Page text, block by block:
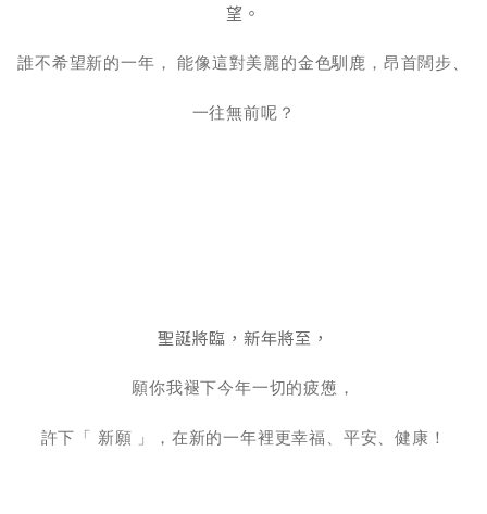
望。
誰不希望新的一年， 能像這對美麗的金色馴鹿，昂首闊步、
一往無前呢？
聖誕將臨，新年將至，
願你我褪下今年一切的疲憊，
許下「 新願 」，在新的一年裡更幸福、平安、健康！